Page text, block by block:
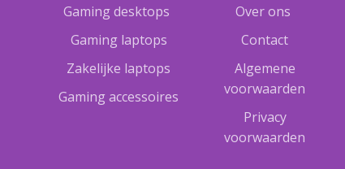
Gaming desktops
Gaming laptops
Zakelijke laptops
Gaming accessoires
Over ons
Contact
Algemene
voorwaarden
Privacy
voorwaarden